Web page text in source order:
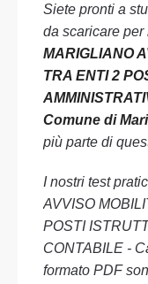
Siete pronti a
da scaricare per
MARIGLIANO
TRA ENTI 2
Comune di
più parte di
I nostri test
AVVISO
POSTI
CONTABILE -
formato PDF